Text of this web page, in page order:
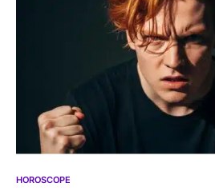
HOROSCOPE